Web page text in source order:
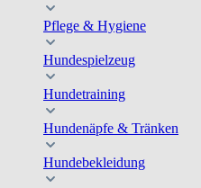
Pflege & Hygiene
Hundespielzeug
Hundetraining
Hundenäpfe & Tränken
Hundebekleidung